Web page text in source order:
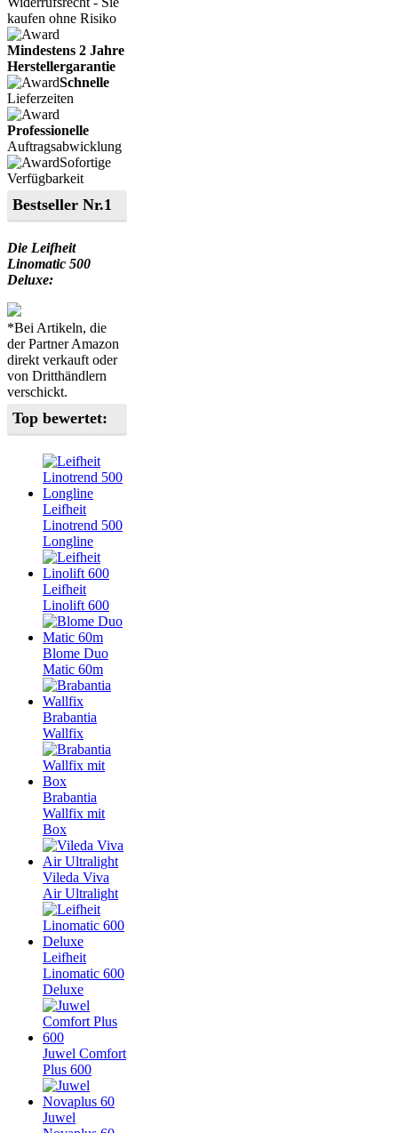
kaufen ohne Risiko
Mindestens 2 Jahre
Herstellergarantie
Schnelle
Lieferzeiten
Professionelle
Auftragsabwicklung
Sofortige
Verfügbarkeit
Bestseller Nr.1
Die Leifheit
Linomatic 500
Deluxe:
*Bei Artikeln, die
der Partner Amazon
direkt verkauft oder
von Dritthändlern
verschickt.
Top bewertet:
Leifheit
Linotrend 500
Longline
Leifheit
Linolift 600
Blome Duo
Matic 60m
Brabantia
Wallfix
Brabantia
Wallfix mit
Box
Vileda Viva
Air Ultralight
Leifheit
Linomatic 600
Deluxe
Juwel Comfort
Plus 600
Juwel